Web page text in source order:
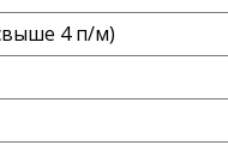
4 п/м)